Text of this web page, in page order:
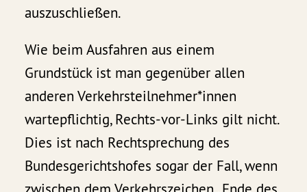
auszuschließen.
Wie beim Ausfahren aus einem
Grundstück ist man gegenüber allen
anderen Verkehrsteilnehmer*innen
wartepflichtig, Rechts-vor-Links gilt nicht.
Dies ist nach Rechtsprechung des
Bundesgerichtshofes sogar der Fall, wenn